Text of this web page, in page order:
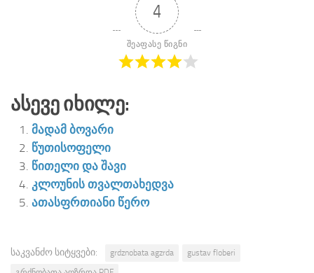
4
შეაფასე წიგნი
Ასევე Იხილე:
მადამ ბოვარი
წუთისოფელი
წითელი და შავი
კლოუნის თვალთახედვა
ათასფრთიანი წერო
საკვანძო სიტყვები: grdznobata agzrda
gustav floberi